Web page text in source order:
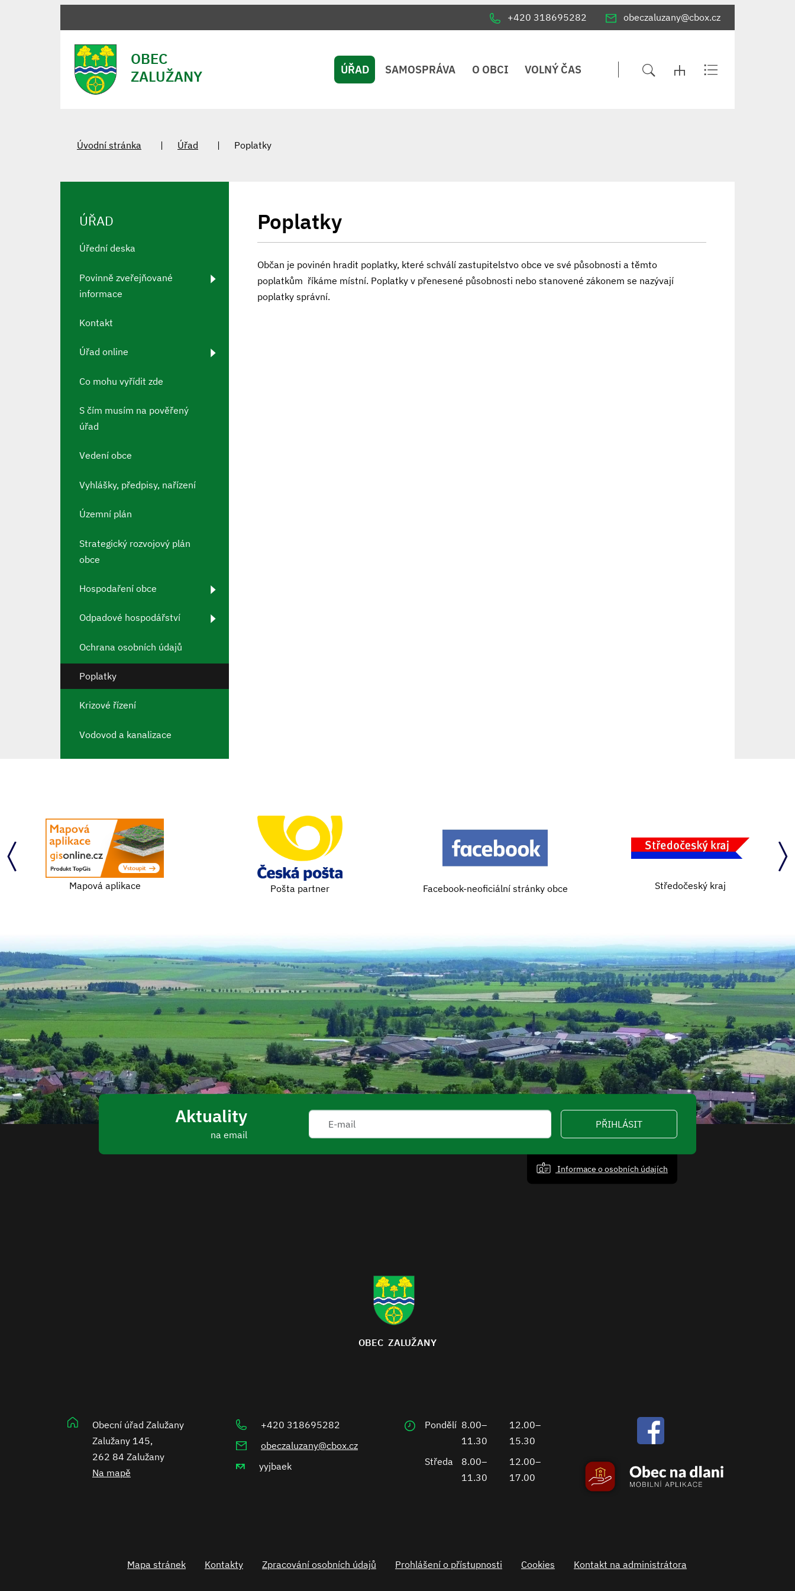
+420 318695282 obeczaluzany@cbox.cz
OBEC
ZALUŽANY
ÚŘAD SAMOSPRÁVA O OBCI VOLNÝ ČAS
Úvodní stránka Úřad Poplatky
Poplatky
Občan je povinén hradit poplatky, které schválí zastupitelstvo obce ve své působnosti a těmto
poplatkům říkáme místní. Poplatky v přenesené působnosti nebo stanovené zákonem se nazývají
poplatky správní.
ÚŘAD
Úřední deska
Povinně zveřejňované
informace
Kontakt
Úřad online
Co mohu vyřídit zde
S čím musím na pověřený
úřad
Vedení obce
Vyhlášky, předpisy, nařízení
Územní plán
Strategický rozvojový plán
obce
Hospodaření obce
Odpadové hospodářství
Ochrana osobních údajů
Poplatky
Krizové řízení
Vodovod a kanalizace
Mapová aplikace Pošta partner Facebook-neoficiální stránky obce Středočeský kraj
Aktuality
na email
PŘIHLÁSIT
Informace o osobních údajích
OBEC ZALUŽANY
Obecní úřad Zalužany
Zalužany 145,
262 84 Zalužany
Na mapě
+420 318695282
obeczaluzany@cbox.cz
yyjbaek
Pondělí 8.00–
11.30
12.00–
15.30
Středa
8.00–
11.30
12.00–
17.00
Mapa stránek Kontakty Zpracování osobních údajů Prohlášení o přístupnosti Cookies Kontakt na administrátora